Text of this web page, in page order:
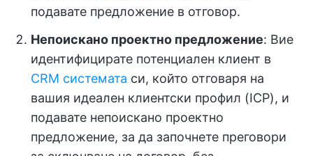
подавате предложение в отговор.
Непоискано проектно предложение: Вие
идентифицирате потенциален клиент в
CRM системата си, който отговаря на
вашия идеален клиентски профил (ICP), и
подавате непоискано проектно
предложение, за да започнете преговори